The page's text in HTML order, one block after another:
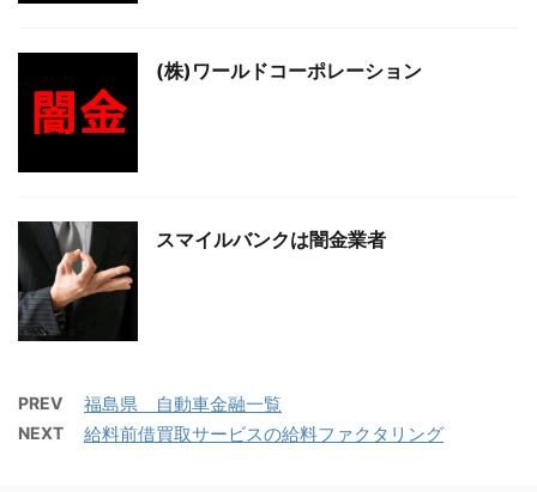
(株)ワールドコーポレーション
スマイルバンクは闇金業者
PREV 福島県 自動車金融一覧
NEXT 給料前借買取サービスの給料ファクタリング